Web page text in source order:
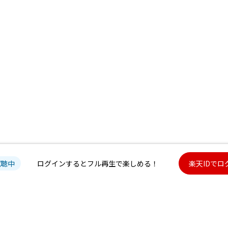
中 ログインするとフル再生で楽しめる！ 楽天IDでロ